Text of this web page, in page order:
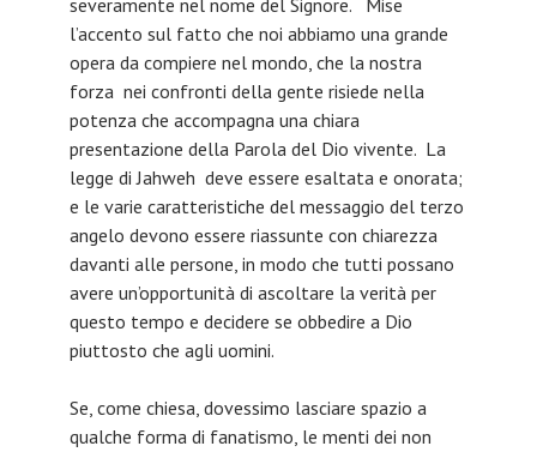
severamente nel nome del Signore. Mise
l’accento sul fatto che noi abbiamo una grande
opera da compiere nel mondo, che la nostra
forza nei confronti della gente risiede nella
potenza che accompagna una chiara
presentazione della Parola del Dio vivente. La
legge di Jahweh deve essere esaltata e onorata;
e le varie caratteristiche del messaggio del terzo
angelo devono essere riassunte con chiarezza
davanti alle persone, in modo che tutti possano
avere un’opportunità di ascoltare la verità per
questo tempo e decidere se obbedire a Dio
piuttosto che agli uomini.
Se, come chiesa, dovessimo lasciare spazio a
qualche forma di fanatismo, le menti dei non